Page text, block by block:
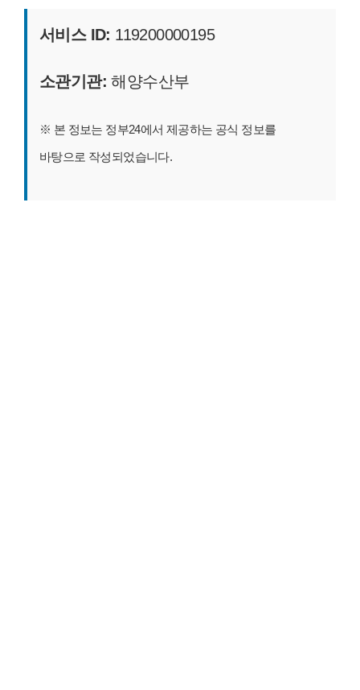
서비스 ID: 119200000195
소관기관: 해양수산부
※ 본 정보는 정부24에서 제공하는 공식 정보를
바탕으로 작성되었습니다.